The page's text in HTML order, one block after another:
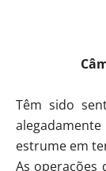
Têm sido
estrume em
As operações